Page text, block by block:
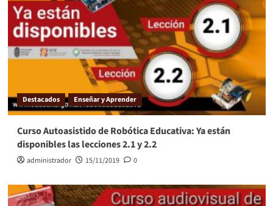
Destacados Enseñar y Aprender
Curso Autoasistido de Robótica Educativa: Ya están
disponibles las lecciones 2.1 y 2.2
administrador 15/11/2019 0